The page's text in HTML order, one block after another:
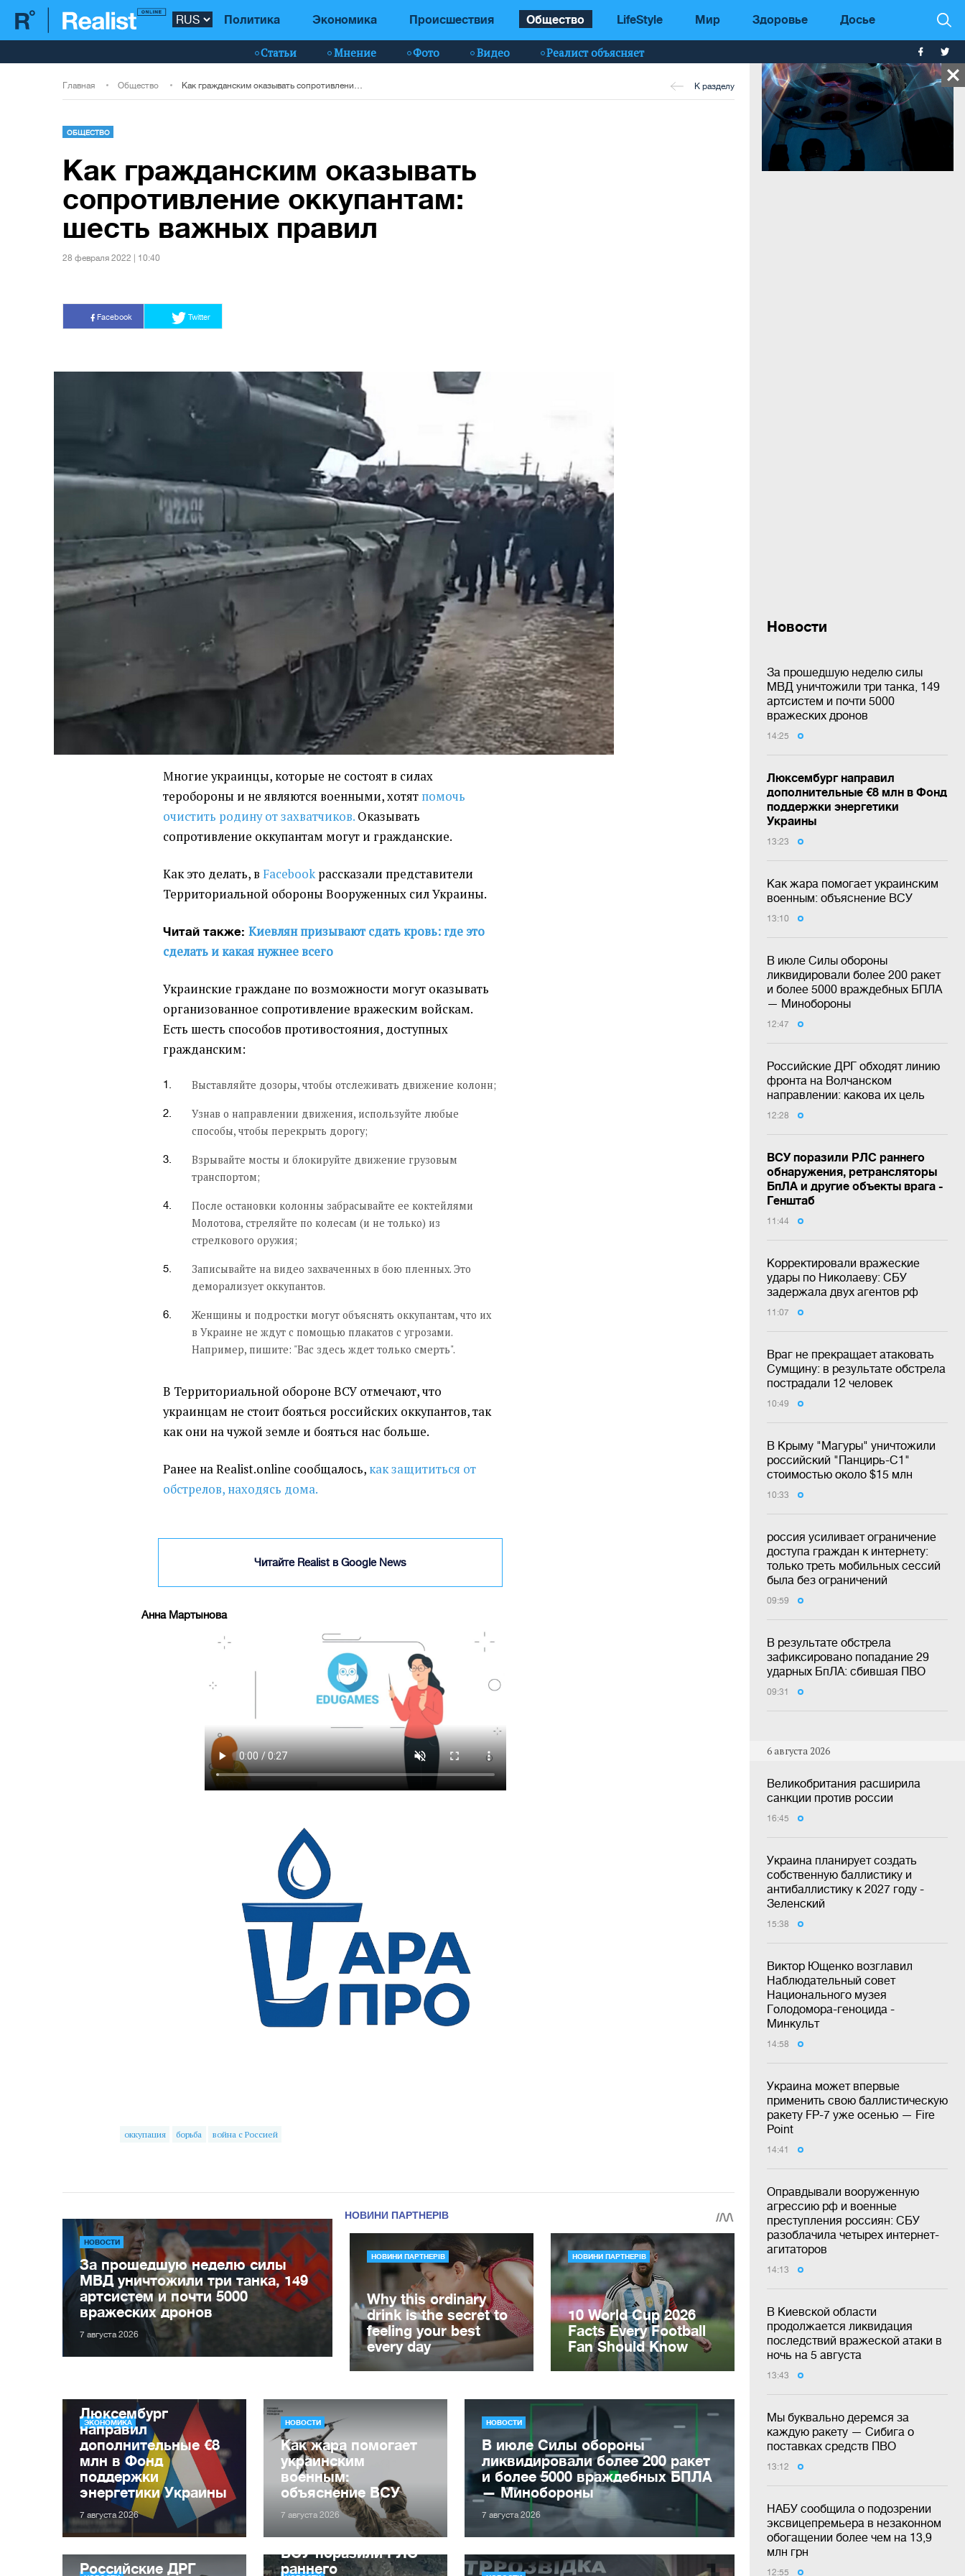
Политика Экономика Происшествия Общество LifeStyle Мир Здоровье Досье
Статьи Мнение Фото Видео Реалист объясняет
Новости
За прошедшую неделю силы
МВД уничтожили три танка, 149
артсистем и почти 5000
вражеских дронов
14:25
Люксембург направил
дополнительные €8 млн в Фонд
поддержки энергетики
Украины
13:23
Как жара помогает украинским
военным: объяснение ВСУ
13:10
В июле Силы обороны
ликвидировали более 200 ракет
и более 5000 враждебных БПЛА
— Минобороны
12:47
Российские ДРГ обходят линию
фронта на Волчанском
направлении: какова их цель
12:28
ВСУ поразили РЛС раннего
обнаружения, ретрансляторы
БпЛА и другие объекты врага -
Генштаб
11:44
Корректировали вражеские
удары по Николаеву: СБУ
задержала двух агентов рф
11:07
Враг не прекращает атаковать
Сумщину: в результате обстрела
пострадали 12 человек
10:49
В Крыму "Магуры" уничтожили
российский "Панцирь-С1"
стоимостью около $15 млн
10:33
россия усиливает ограничение
доступа граждан к интернету:
только треть мобильных сессий
была без ограничений
09:59
В результате обстрела
зафиксировано попадание 29
ударных БпЛА: сбившая ПВО
09:31
6 августа 2026
Великобритания расширила
санкции против россии
16:45
Украина планирует создать
собственную баллистику и
антибаллистику к 2027 году -
Зеленский
15:38
Виктор Ющенко возглавил
Наблюдательный совет
Национального музея
Голодомора-геноцида -
Минкульт
14:58
Украина может впервые
применить свою баллистическую
ракету FP-7 уже осенью — Fire
Point
14:41
Оправдывали вооруженную
агрессию рф и военные
преступления россиян: СБУ
разоблачила четырех интернет-
агитаторов
14:13
В Киевской области
продолжается ликвидация
последствий вражеской атаки в
ночь на 5 августа
13:43
Мы буквально деремся за
каждую ракету — Сибига о
поставках средств ПВО
13:12
НАБУ сообщила о подозрении
эксвицепремьера в незаконном
обогащении более чем на 13,9
млн грн
12:55
Главная Общество К разделу
ОБЩЕСТВО
Как гражданским оказывать
сопротивление оккупантам:
шесть важных правил
28 февраля 2022 | 10:40
Facebook Twitter
Многие украинцы, которые не состоят в силах
теробороны и не являются военными, хотят помочь
очистить родину от захватчиков. Оказывать
сопротивление оккупантам могут и гражданские.
Как это делать, в Facebookрассказали представители
Территориальной обороны Вооруженных сил Украины.
Читай также:Киевлян призывают сдать кровь: где это
сделать и какая нужнее всего
Украинские граждане по возможности могут оказывать
организованное сопротивление вражеским войскам.
Есть шесть способов противостояния, доступных
гражданским:
Выставляйте дозоры, чтобы отслеживать движение колонн;
Узнав о направлении движения, используйте любые
способы, чтобы перекрыть дорогу;
Взрывайте мосты и блокируйте движение грузовым
транспортом;
После остановки колонны забрасывайте ее коктейлями
Молотова, стреляйте по колесам (и не только) из
стрелкового оружия;
Записывайте на видео захваченных в бою пленных. Это
деморализует оккупантов.
Женщины и подростки могут объяснять оккупантам, что их
в Украине не ждут с помощью плакатов с угрозами.
Например, пишите: "Вас здесь ждет только смерть".
В Территориальной обороне ВСУ отмечают, что
украинцам не стоит бояться российских оккупантов, так
как они на чужой земле и бояться нас больше.
Ранее на Realist.online сообщалось, как защититься от
обстрелов, находясь дома.
Читайте Realist в Google News
Анна Мартынова
оккупация борьба война с Россией
НОВОСТИ
За прошедшую неделю силы
МВД уничтожили три танка, 149
артсистем и почти 5000
вражеских дронов
7 августа 2026
ЭКОНОМИКА
Люксембург
направил
дополнительные €8
млн в Фонд
поддержки
энергетики Украины
7 августа 2026
НОВОСТИ
Как жара помогает
украинским
военным:
объяснение ВСУ
7 августа 2026
НОВОСТИ
В июле Силы обороны
ликвидировали более 200 ракет
и более 5000 враждебных БПЛА
— Минобороны
7 августа 2026
Российские ДРГ
ВСУ поразили РЛС
раннего